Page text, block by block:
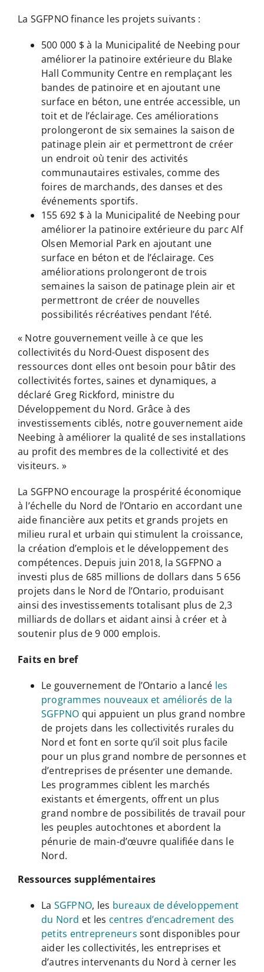
La SGFPNO finance les projets suivants :
500 000 $ à la Municipalité de Neebing pour
améliorer la patinoire extérieure du Blake
Hall Community Centre en remplaçant les
bandes de patinoire et en ajoutant une
surface en béton, une entrée accessible, un
toit et de l’éclairage. Ces améliorations
prolongeront de six semaines la saison de
patinage plein air et permettront de créer
un endroit où tenir des activités
communautaires estivales, comme des
foires de marchands, des danses et des
événements sportifs.
155 692 $ à la Municipalité de Neebing pour
améliorer la patinoire extérieure du parc Alf
Olsen Memorial Park en ajoutant une
surface en béton et de l’éclairage. Ces
améliorations prolongeront de trois
semaines la saison de patinage plein air et
permettront de créer de nouvelles
possibilités récréatives pendant l’été.
« Notre gouvernement veille à ce que les
collectivités du Nord-Ouest disposent des
ressources dont elles ont besoin pour bâtir des
collectivités fortes, saines et dynamiques, a
déclaré Greg Rickford, ministre du
Développement du Nord. Grâce à des
investissements ciblés, notre gouvernement aide
Neebing à améliorer la qualité de ses installations
au profit des membres de la collectivité et des
visiteurs. »
La SGFPNO encourage la prospérité économique
à l’échelle du Nord de l’Ontario en accordant une
aide financière aux petits et grands projets en
milieu rural et urbain qui stimulent la croissance,
la création d’emplois et le développement des
compétences. Depuis juin 2018, la SGFPNO a
investi plus de 685 millions de dollars dans 5 656
projets dans le Nord de l’Ontario, produisant
ainsi des investissements totalisant plus de 2,3
milliards de dollars et aidant ainsi à créer et à
soutenir plus de 9 000 emplois.
Faits en bref
Le gouvernement de l’Ontario a lancé les
programmes nouveaux et améliorés de la
SGFPNO qui appuient un plus grand nombre
de projets dans les collectivités rurales du
Nord et font en sorte qu’il soit plus facile
pour un plus grand nombre de personnes et
d’entreprises de présenter une demande.
Les programmes ciblent les marchés
existants et émergents, offrent un plus
grand nombre de possibilités de travail pour
les peuples autochtones et abordent la
pénurie de main-d’œuvre qualifiée dans le
Nord.
Ressources supplémentaires
La SGFPNO, les bureaux de développement
du Nord et les centres d’encadrement des
petits entrepreneurs sont disponibles pour
aider les collectivités, les entreprises et
d’autres intervenants du Nord à cerner les